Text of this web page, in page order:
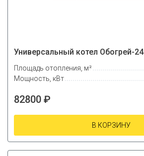
Универсальный котел Обогрей-24
Площадь отопления, м²
Мощность, кВт
82800 ₽
В КОРЗИНУ